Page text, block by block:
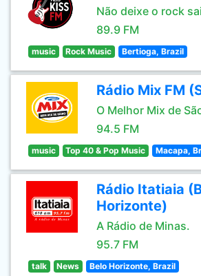
Não deixe o rock
89.9 FM
music Rock Music Bertioga, Brazil
Rádio Mix FM
O Melhor Mix de
94.5 FM
music Top 40 & Pop Music Macapa,
Rádio Itatiaia
Horizonte)
A Rádio de Minas.
95.7 FM
talk News Belo Horizonte, Brazil